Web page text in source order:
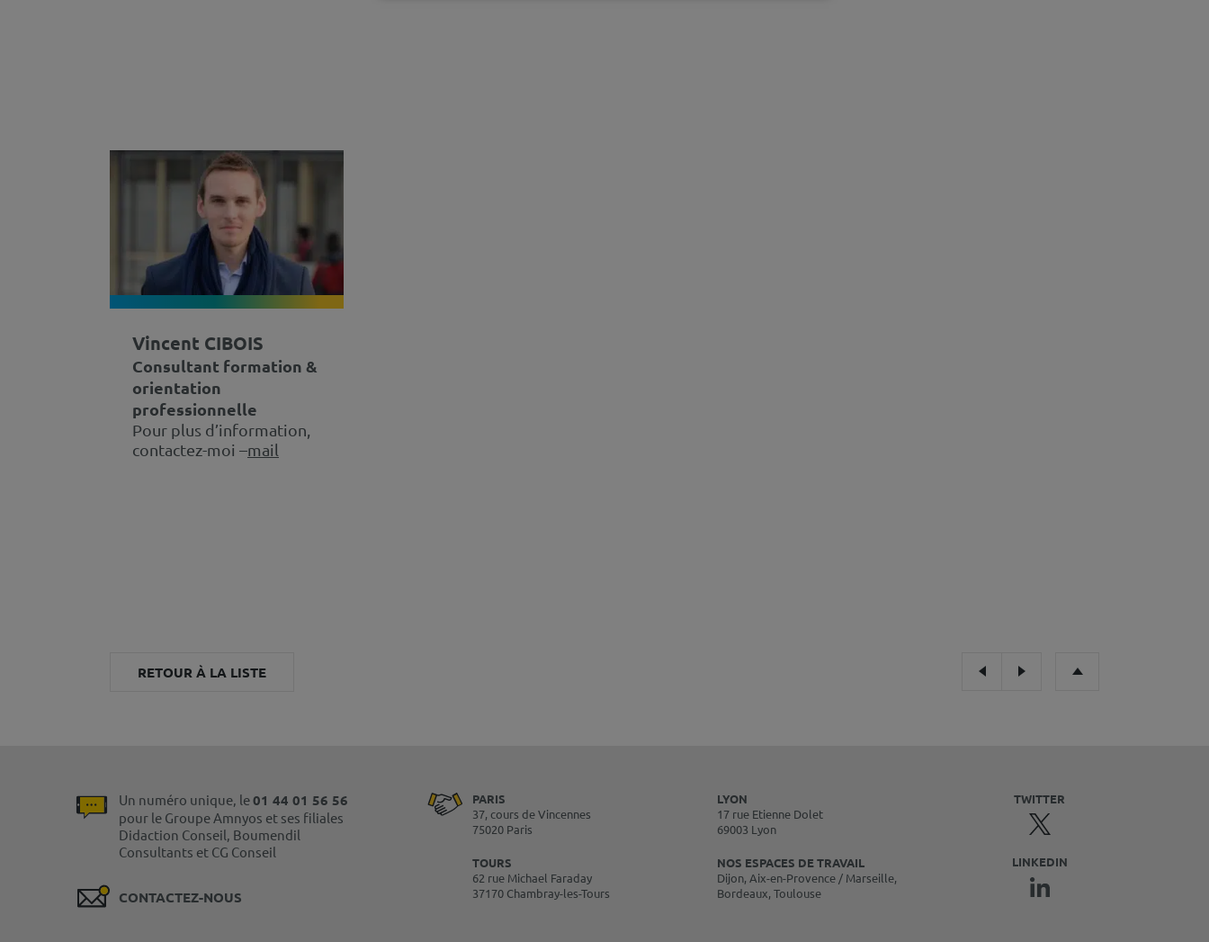
Vincent CIBOIS
Consultant formation &
orientation
professionnelle
Pour plus d’information,
contactez-moi –mail
RETOUR À LA LISTE
Un numéro unique, le01 44 01 56 56
pour le Groupe Amnyos et ses filiales
Didaction Conseil, Boumendil
Consultants et CG Conseil
CONTACTEZ-NOUS
PARIS
37, cours de Vincennes
75020 Paris
LYON
17 rue Etienne Dolet
69003 Lyon
TOURS
62 rue Michael Faraday
37170 Chambray-les-Tours
NOS ESPACES DE TRAVAIL
Dijon, Aix-en-Provence / Marseille,
Bordeaux, Toulouse
TWITTER
LINKEDIN